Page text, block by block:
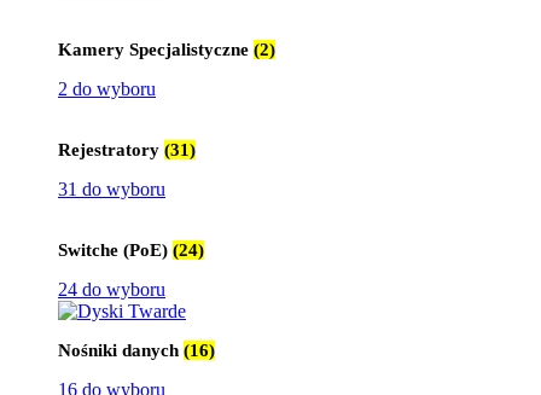
Kamery Specjalistyczne (2)
2 do wyboru
Rejestratory (31)
31 do wyboru
Switche (PoE) (24)
24 do wyboru
Nośniki danych (16)
16 do wyboru